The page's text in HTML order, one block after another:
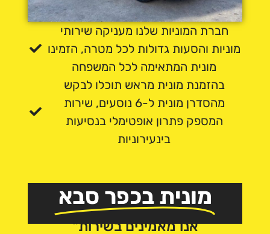
חברת המוניות שלנו מעניקה שירותי
מוניות והסעות גדולות לכל מטרה, הזמינו
מונית המתאימה לכל המשפחה
בהזמנת מונית מראש תוכלו לבקש
מהסדרן מונית ל-6 נוסעים, שירות
המספק פתרון אופטימלי בנסיעות
בינעירוניות
מונית בכפר סבא
"אנו מאמינים בשירות